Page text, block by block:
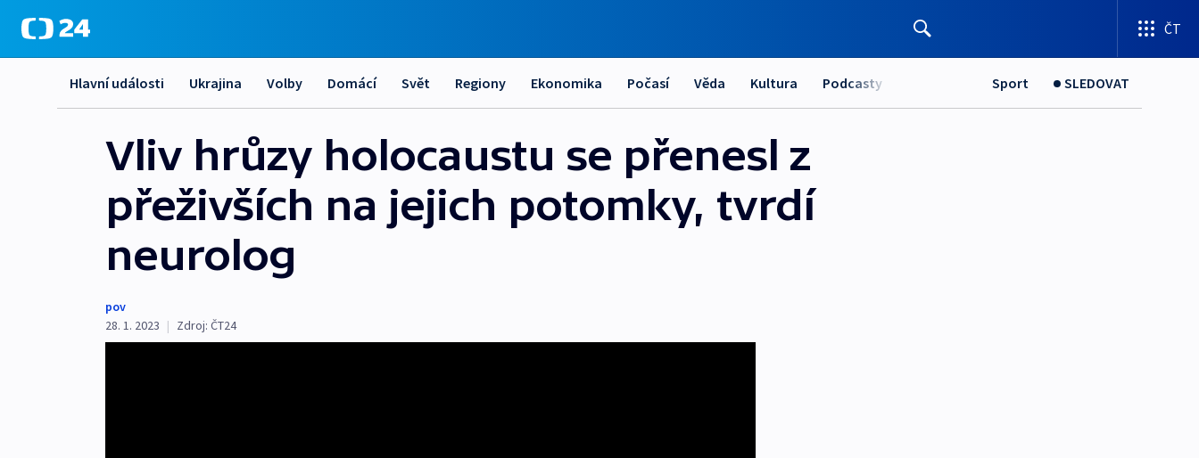
ČT
Hlavní události Ukrajina Volby Domácí Svět Regiony Ekonomika Počasí Věda Kultura Podcasty Sport SLEDOVAT
Vliv hrůzy holocaustu se přenesl z
přeživších na jejich potomky, tvrdí
neurolog
pov
28. 1. 2023 | Zdroj: ČT24